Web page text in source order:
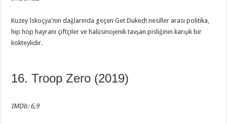
Kuzey İskoçya'nın dağlarında geçen Get Duked! nesiller arası politika,
hip hop hayranı çiftçiler ve halüsinojenik tavşan pisliğinin karışık bir
kokteylidir.
16. Troop Zero (2019)
IMDb: 6,9